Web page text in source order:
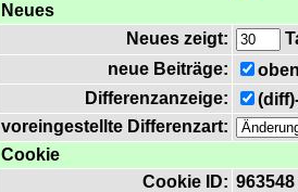
Neues
Neues zeigt:
neue Beiträge:
Differenzanzeige:
voreingestellte Differenzart:
Cookie
Cookie ID: 963548